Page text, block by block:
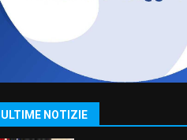
ULTIME NOTIZIE
7 5 Agosto 2026 06:15
1
Carta d’identità:
piano di aperture
straordinarie del